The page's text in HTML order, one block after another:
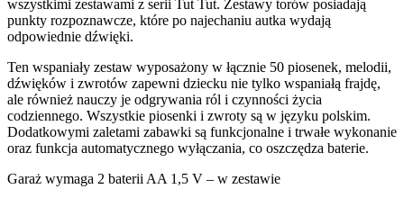
wszystkimi zestawami z serii Tut Tut. Zestawy torów posiadają
punkty rozpoznawcze, które po najechaniu autka wydają
odpowiednie dźwięki.
Ten wspaniały zestaw wyposażony w łącznie 50 piosenek, melodii,
dźwięków i zwrotów zapewni dziecku nie tylko wspaniałą frajdę,
ale również nauczy je odgrywania ról i czynności życia
codziennego. Wszystkie piosenki i zwroty są w języku polskim.
Dodatkowymi zaletami zabawki są funkcjonalne i trwałe wykonanie
oraz funkcja automatycznego wyłączania, co oszczędza baterie.
Garaż wymaga 2 baterii AA 1,5 V – w zestawie